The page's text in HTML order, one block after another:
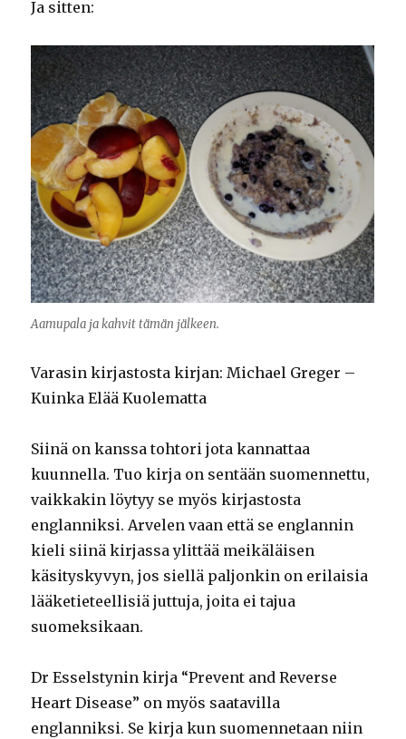
Ja sitten:
Aamupala ja kahvit tämän jälkeen.
Varasin kirjastosta kirjan: Michael Greger –
Kuinka Elää Kuolematta
Siinä on kanssa tohtori jota kannattaa
kuunnella. Tuo kirja on sentään suomennettu,
vaikkakin löytyy se myös kirjastosta
englanniksi. Arvelen vaan että se englannin
kieli siinä kirjassa ylittää meikäläisen
käsityskyvyn, jos siellä paljonkin on erilaisia
lääketieteellisiä juttuja, joita ei tajua
suomeksikaan.
Dr Esselstynin kirja “Prevent and Reverse
Heart Disease” on myös saatavilla
englanniksi. Se kirja kun suomennetaan niin